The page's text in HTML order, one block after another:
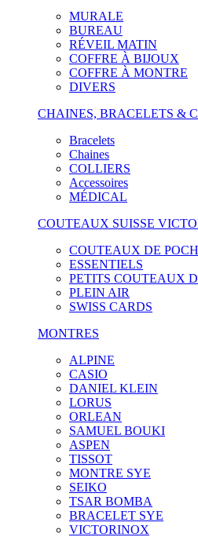
MURALE
BUREAU
RÉVEIL MATIN
COFFRE À BIJOUX
COFFRE À MONTRE
DIVERS
CHAINES, BRACELETS &
Bracelets
Chaines
COLLIERS
Accessoires
MÉDICAL
COUTEAUX SUISSE
COUTEAUX DE
ESSENTIELS
PETITS COUTEAUX
PLEIN AIR
SWISS CARDS
MONTRES
ALPINE
CASIO
DANIEL KLEIN
LORUS
ORLEAN
SAMUEL BOUKI
ASPEN
TISSOT
MONTRE SYE
SEIKO
TSAR BOMBA
BRACELET SYE
VICTORINOX